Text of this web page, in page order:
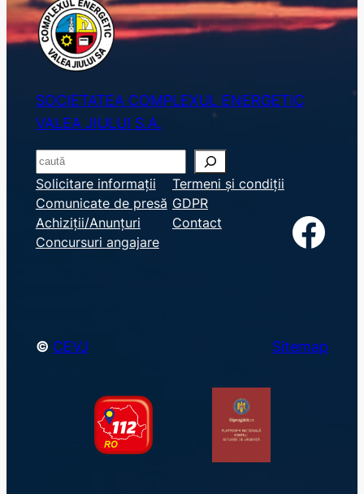
SOCIETATEA COMPLEXUL ENERGETIC
VALEA JIULUI S.A.
S
e
a
r
c
Solicitare informații
Comunicate de presă
Achiziții/Anunțuri
Concursuri angajare
Termeni și condiții
GDPR
Contact
Facebook
© CEVJ Sitemap